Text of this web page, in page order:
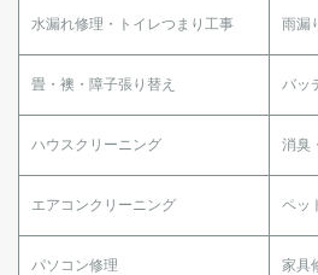
水漏れ修理・トイレつまり工事 雨漏
畳・襖・障子張り替え バッ
ハウスクリーニング 消臭
エアコンクリーニング ペッ
パソコン修理 家具